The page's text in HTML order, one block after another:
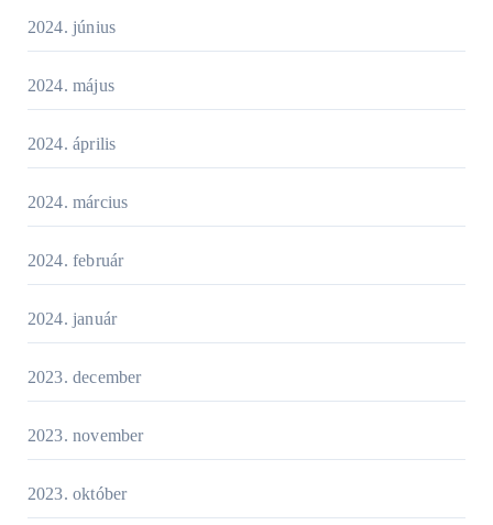
2024. június
2024. május
2024. április
2024. március
2024. február
2024. január
2023. december
2023. november
2023. október